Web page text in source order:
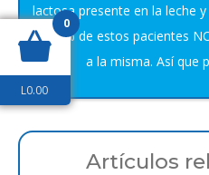
lactosa presente en la leche
un 38% de estos pacientes
a la misma. Así que
Artículos
0
L0.00